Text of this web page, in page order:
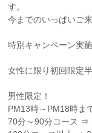
す。
今までのいっぱいご
特別キャンペーン実
女性に限り初回限定半
男性限定！
PM13時～PM18時ま
70分～90分コース ⇒